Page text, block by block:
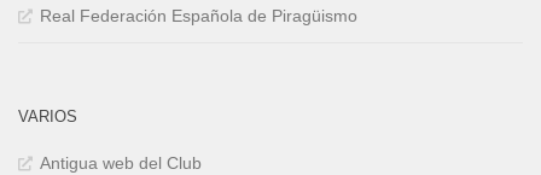
Real Federación Española de Piragüismo
VARIOS
Antigua web del Club